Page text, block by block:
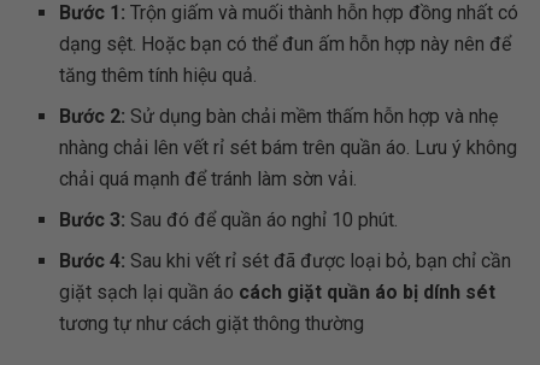
Bước 1: Trộn giấm và muối thành hỗn hợp đồng nhất có
dạng sệt. Hoặc bạn có thể đun ấm hỗn hợp này nên để
tăng thêm tính hiệu quả.
Bước 2: Sử dụng bàn chải mềm thấm hỗn hợp và nhẹ
nhàng chải lên vết rỉ sét bám trên quần áo. Lưu ý không
chải quá mạnh để tránh làm sờn vải.
Bước 3: Sau đó để quần áo nghỉ 10 phút.
Bước 4: Sau khi vết rỉ sét đã được loại bỏ, bạn chỉ cần
giặt sạch lại quần áo cách giặt quần áo bị dính sét
tương tự như cách giặt thông thường